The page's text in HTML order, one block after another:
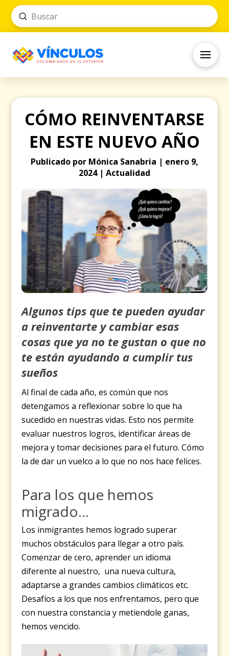
Search
Submit
CÓMO REINVENTARSE
EN ESTE NUEVO AÑO
Publicado por Mónica Sanabria | enero 9,
2024 | Actualidad
Algunos tips que te pueden ayudar
a reinventarte y cambiar esas
cosas que ya no te gustan o que no
te están ayudando a cumplir tus
sueños
Al final de cada año, es común que nos
detengamos a reflexionar sobre lo que ha
sucedido en nuestras vidas. Esto nos permite
evaluar nuestros logros, identificar áreas de
mejora y tomar decisiones para el futuro. Cómo
la de dar un vuelco a lo que no nos hace felices.
Para los que hemos
migrado…
Los inmigrantes hemos logrado superar
muchos obstáculos para llegar a otro país.
Comenzar de cero, aprender un idioma
diferente al nuestro, una nueva cultura,
adaptarse a grandes cambios climáticos etc.
Desafíos a los que nos enfrentamos, pero que
con nuestra constancia y metiendole ganas,
hemos vencido.